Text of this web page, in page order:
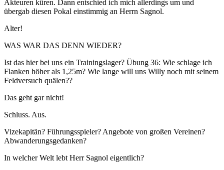
Akteuren küren. Dann entschied ich mich allerdings um und
übergab diesen Pokal einstimmig an Herrn Sagnol.
Alter!
WAS WAR DAS DENN WIEDER?
Ist das hier bei uns ein Trainingslager? Übung 36: Wie schlage ich
Flanken höher als 1,25m? Wie lange will uns Willy noch mit seinem
Feldversuch quälen??
Das geht gar nicht!
Schluss. Aus.
Vizekapitän? Führungsspieler? Angebote von großen Vereinen?
Abwanderungsgedanken?
In welcher Welt lebt Herr Sagnol eigentlich?